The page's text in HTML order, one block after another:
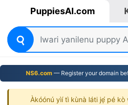
PuppiesAI.com
NS6.com — Register your domain
Àkóónú yìí tì kùnà láti jẹ́ pé kò